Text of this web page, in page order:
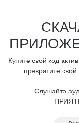
Купите свой код
превратите
Слушайте